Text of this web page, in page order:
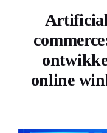
online